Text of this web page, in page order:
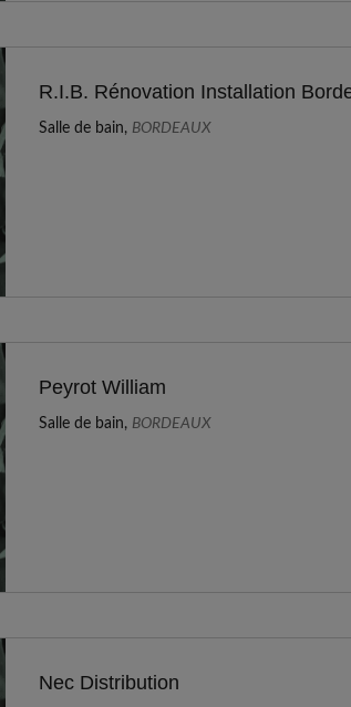
R.I.B. Rénovation Installation
Salle de bain, BORDEAUX
Peyrot William
Salle de bain, BORDEAUX
Nec Distribution